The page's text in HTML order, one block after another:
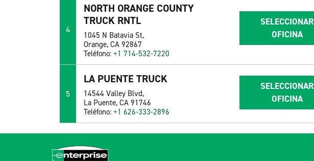
4
NORTH ORANGE COUNTY
TRUCK RNTL
1045 N Batavia St,
Orange, CA 92867
Teléfono:+1 714-532-7220
SELECCIONAR
OFICINA
5
LA PUENTE TRUCK
14544 Valley Blvd,
La Puente, CA 91746
Teléfono:+1 626-333-2896
SELECCIONAR
OFICINA